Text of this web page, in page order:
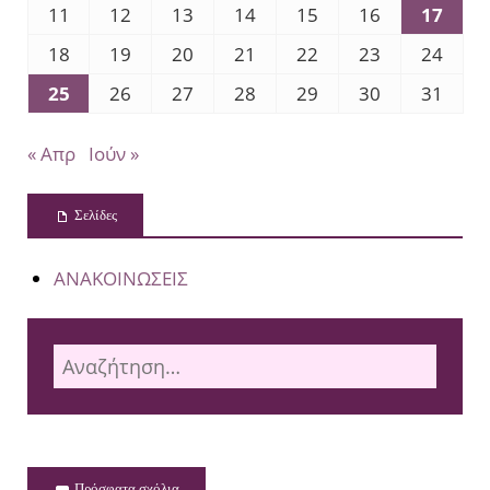
11
12 13 14 15 16
17
18
19 20 21 22 23
24
25
26 27 28 29 30 31
« Απρ Ιούν »
Σελίδες
ΑΝΑΚΟΙΝΩΣΕΙΣ